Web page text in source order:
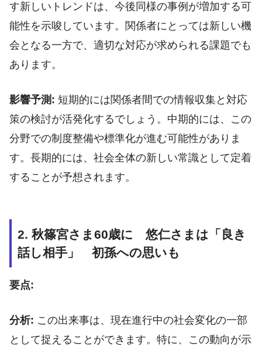
す新しいトレンドは、今後同様の事例が増加する可
能性を示唆しています。関係者にとっては新しい機
会となる一方で、適切な対応が求められる課題でも
あります。
影響予測: 短期的には関係者間での情報収集と対応
策の検討が活発化するでしょう。中期的には、この
分野での制度整備や標準化が進む可能性がありま
す。長期的には、社会全体の新しい常識として定着
することが予想されます。
2. 秋篠宮さま60歳に 悠仁さまは「良き
話し相手」 初孫への思いも
要点:
分析: この出来事は、現在進行中の社会変化の一部
として捉えることができます。特に、この動向が示